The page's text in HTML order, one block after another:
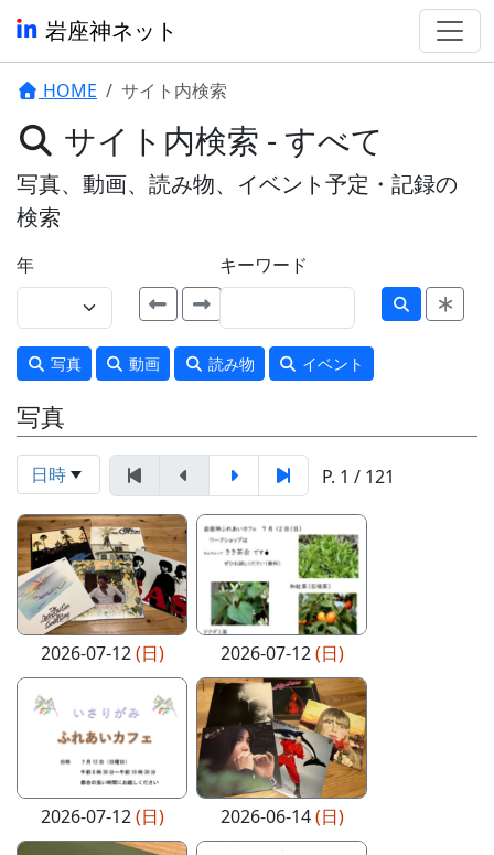
岩座神ネット
HOME サイト内検索
サイト内検索 - すべて
写真、動画、読み物、イベント予定・記録の
検索
年 キーワード
写真 動画 読み物 イベント
写真
日時 P. 1 / 121
2026-07-12(日) 2026-07-12(日)
2026-07-12(日) 2026-06-14(日)